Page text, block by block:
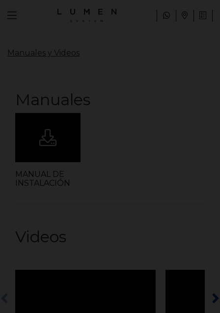
Manuales y Videos
Manuales
MANUAL DE
INSTALACIÓN
Videos